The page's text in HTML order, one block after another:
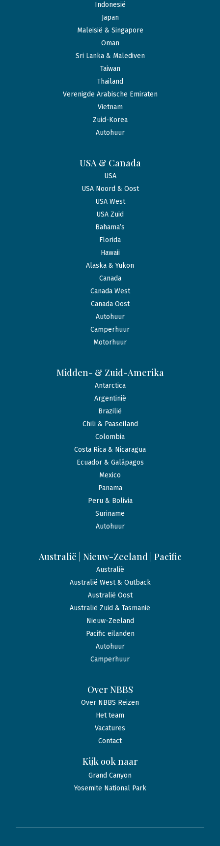
Indonesië
Japan
Maleisië & Singapore
Oman
Sri Lanka & Malediven
Taiwan
Thailand
Verenigde Arabische Emiraten
Vietnam
Zuid-Korea
Autohuur
USA & Canada
USA
USA Noord & Oost
USA West
USA Zuid
Bahama’s
Florida
Hawaii
Alaska & Yukon
Canada
Canada West
Canada Oost
Autohuur
Camperhuur
Motorhuur
Midden- & Zuid-Amerika
Antarctica
Argentinië
Brazilië
Chili & Paaseiland
Colombia
Costa Rica & Nicaragua
Ecuador & Galápagos
Mexico
Panama
Peru & Bolivia
Suriname
Autohuur
Australië | Nieuw-Zeeland | Pacific
Australië
Australië West & Outback
Australië Oost
Australië Zuid & Tasmanië
Nieuw-Zeeland
Pacific eilanden
Autohuur
Camperhuur
Over NBBS
Over NBBS Reizen
Het team
Vacatures
Contact
Kijk ook naar
Grand Canyon
Yosemite National Park